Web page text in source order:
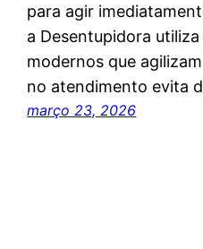
para agir
a Desentupidora
modernos que
no atendimento evita
março 23, 2026